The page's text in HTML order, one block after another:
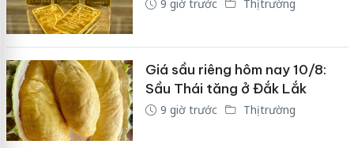
9 giờ trước Thị trường
Giá sầu riêng hôm nay 10/8:
Sầu Thái tăng ở Đắk Lắk
9 giờ trước Thị trường